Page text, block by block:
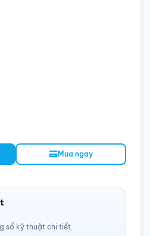
Mua ngay
số kỹ thuật chi tiết.